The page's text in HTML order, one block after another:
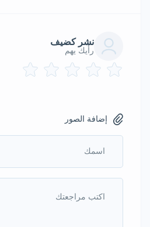
نشر كضيف
رأيك يهم
إضافة الصور